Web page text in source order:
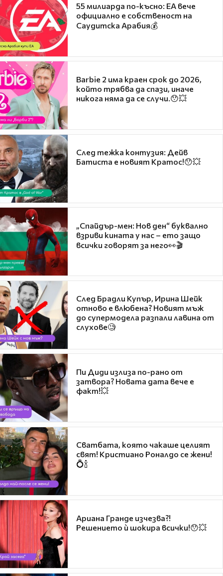
55 милиарда по-късно: EA вече
официално е собственост на
Саудитска Арабия💰
Barbie 2 има краен срок до 2026,
който трябва да спази, иначе
никога няма да се случи.😯💥
След тежка контузия: Дейв
Батиста е новият Кратос!😯💥
„Спайдър-мен: Нов ден“ буквално
взриви кината у нас – ето защо
всички говорят за него👀🎬
След Брадли Купър, Ирина Шейк
отново е влюбена? Новият мъж
до супермодела разпали лавина от
слухове🧐
Пи Диди излиза по-рано от
затвора? Новата дата вече е
факт!💥
Сватбата, която чакаше целият
свят! Кристиано Роналдо се жени!
💍🍾
Ариана Гранде изчезва?!
Решението ѝ шокира всички!😯💥